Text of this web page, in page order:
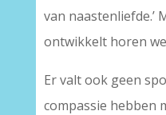
van naastenliefde.’
ontwikkelt horen
Er valt ook geen
compassie hebben